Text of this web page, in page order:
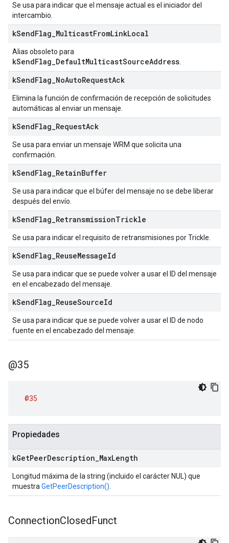
Se usa para indicar que el mensaje actual es el iniciador del
intercambio.
kSendFlag MulticastFromLinkLocal
Alias obsoleto para
kSendFlag_DefaultMulticastSourceAddress
kSendFlag NoAutoRequestAck
Elimina la función de confirmación de recepción de solicitudes
automáticas al enviar un mensaje.
kSendFlag RequestAck
Se usa para enviar un mensaje WRM que solicita una
confirmación.
kSendFlag RetainBuffer
Se usa para indicar que el búfer del mensaje no se debe liberar
después del envío.
kSendFlag RetransmissionTrickle
Se usa para indicar el requisito de retransmisiones por Trickle.
kSendFlag ReuseMessageId
Se usa para indicar que se puede volver a usar el ID del mensaje
en el encabezado del mensaje.
kSendFlag ReuseSourceId
Se usa para indicar que se puede volver a usar el ID de nodo
fuente en el encabezado del mensaje.
@35
@35
Propiedades
kGetPeerDescription MaxLength
Longitud máxima de la string (incluido el carácter NUL) que
muestra GetPeerDescription()
ConnectionClosedFunct